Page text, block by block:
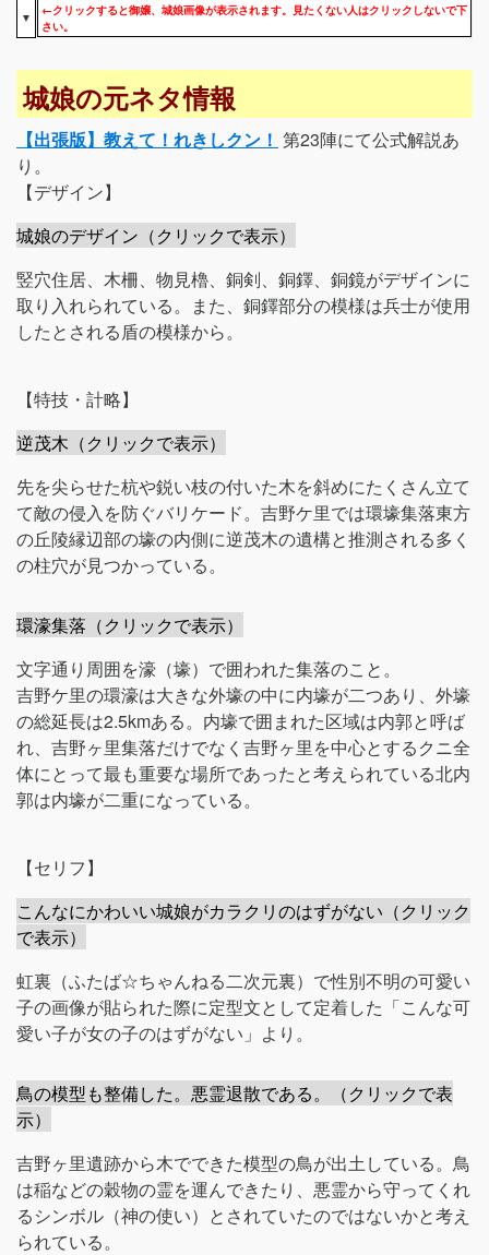
▼
←クリックすると御嬢、城娘画像が表示されます。見たくない人はクリックしないで下
さい。
城娘の元ネタ情報
【出張版】教えて！れきしクン！ 第23陣にて公式解説あ
り。
【デザイン】
城娘のデザイン（クリックで表示）
竪穴住居、木柵、物見櫓、銅剣、銅鐸、銅鏡がデザインに
取り入れられている。また、銅鐸部分の模様は兵士が使用
したとされる盾の模様から。
【特技・計略】
逆茂木（クリックで表示）
先を尖らせた杭や鋭い枝の付いた木を斜めにたくさん立て
て敵の侵入を防ぐバリケード。吉野ケ里では環壕集落東方
の丘陵縁辺部の壕の内側に逆茂木の遺構と推測される多く
の柱穴が見つかっている。
環濠集落（クリックで表示）
文字通り周囲を濠（壕）で囲われた集落のこと。
吉野ケ里の環濠は大きな外壕の中に内壕が二つあり、外壕
の総延長は2.5kmある。内壕で囲まれた区域は内郭と呼ば
れ、吉野ヶ里集落だけでなく吉野ヶ里を中心とするクニ全
体にとって最も重要な場所であったと考えられている北内
郭は内壕が二重になっている。
【セリフ】
こんなにかわいい城娘がカラクリのはずがない（クリック
で表示）
虹裏（ふたば☆ちゃんねる二次元裏）で性別不明の可愛い
子の画像が貼られた際に定型文として定着した「こんな可
愛い子が女の子のはずがない」より。
鳥の模型も整備した。悪霊退散である。（クリックで表
示）
吉野ヶ里遺跡から木でできた模型の鳥が出土している。鳥
は稲などの穀物の霊を運んできたり、悪霊から守ってくれ
るシンボル（神の使い）とされていたのではないかと考え
られている。